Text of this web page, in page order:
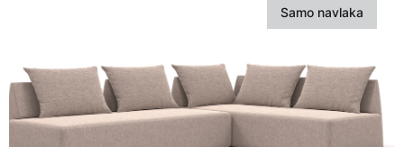
Samo navlaka